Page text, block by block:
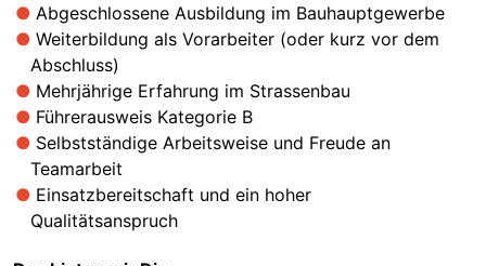
Abgeschlossene Ausbildung im Bauhauptgewerbe
Weiterbildung als Vorarbeiter (oder kurz vor dem
Abschluss)
Mehrjährige Erfahrung im Strassenbau
Führerausweis Kategorie B
Selbstständige Arbeitsweise und Freude an
Teamarbeit
Einsatzbereitschaft und ein hoher
Qualitätsanspruch